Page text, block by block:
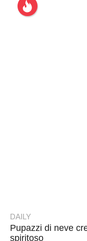
DAILY
Pupazzi di neve
spiritoso